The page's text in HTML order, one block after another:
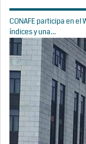
CONAFE participa en el
índices y una...